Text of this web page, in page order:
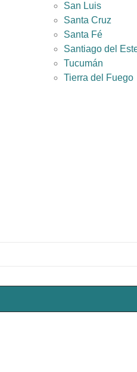
San Luis
Santa Cruz
Santa Fé
Santiago del
Tucumán
Tierra del Fuego